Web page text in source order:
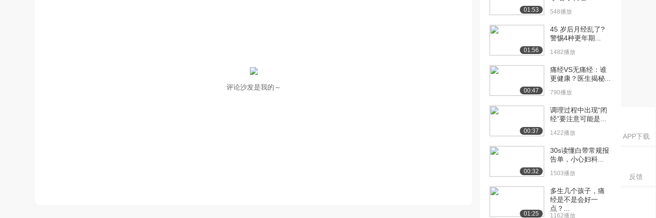
APP下载
反馈
评论沙发是我的～
01:53 548播放
01:56
45 岁后月经乱了?
警惕4种更年期...
1482播放
00:47
痛经VS无痛经：谁
更健康？医生揭秘...
790播放
00:37
调理过程中出现“闭
经”要注意可能是...
1422播放
00:32
30s读懂白带常规报
告单，小心妇科...
1503播放
01:25
多生几个孩子，痛
经是不是会好一
点？...
1162播放